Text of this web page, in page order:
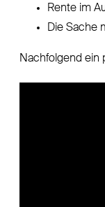
Rente im
Die Sache
Nachfolgend ein